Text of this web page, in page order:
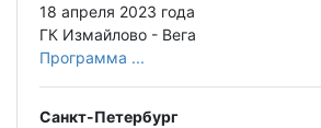
18 апреля 2023 года
ГК Измайлово - Вега
Программа ...
Санкт-Петербург